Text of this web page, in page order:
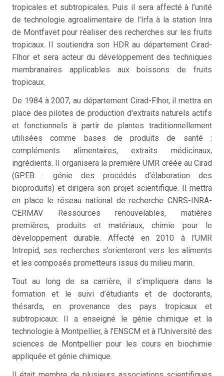
tropicales et subtropicales. Puis il sera affecté à l’unité
de technologie agroalimentaire de l’Irfa à la station Inra
de Montfavet pour réaliser des recherches sur les fruits
tropicaux. Il soutiendra son HDR au département Cirad-
Flhor et sera acteur du développement des techniques
membranaires applicables aux boissons de fruits
tropicaux.
De 1984 à 2007, au département Cirad-Flhor, il mettra en
place des pilotes de production d'extraits naturels actifs
et fonctionnels à partir de plantes traditionnellement
utilisées comme bases de produits de santé :
compléments alimentaires, extraits médicinaux,
ingrédients. Il organisera la première UMR créée au Cirad
(GPEB : génie des procédés d’élaboration des
bioproduits) et dirigera son projet scientifique. Il mettra
en place le réseau national de recherche CNRS-INRA-
CERMAV Ressources renouvelables, matières
premières, produits et matériaux, chimie pour le
développement durable. Affecté en 2010 à l’UMR
Intrepid, ses recherches s’orienteront vers les aliments
et les composés prometteurs issus du milieu marin.
Tout au long de sa carrière, il s’impliquera dans la
formation et le suivi d’étudiants et de doctorants,
thésards, en provenance des pays tropicaux et
subtropicaux. II a enseigné le génie chimique et la
technologie à Montpellier, à l’ENSCM et à l’Université des
sciences de Montpellier pour les cours en biochimie
appliquée et génie chimique.